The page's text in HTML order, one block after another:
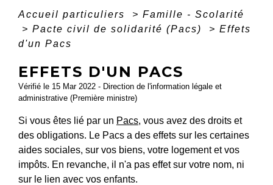
Accueil particuliers > Famille - Scolarité
> Pacte civil de solidarité (Pacs) > Effets
d'un Pacs
EFFETS D'UN PACS
Vérifié le 15 Mar 2022 - Direction de l'information légale et
administrative (Première ministre)
Si vous êtes lié par un Pacs, vous avez des droits et
des obligations. Le Pacs a des effets sur les certaines
aides sociales, sur vos biens, votre logement et vos
impôts. En revanche, il n'a pas effet sur votre nom, ni
sur le lien avec vos enfants.